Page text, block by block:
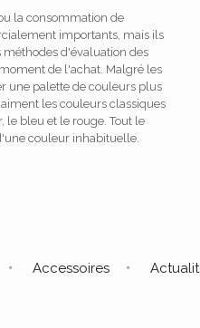
la consommation de
importants, mais ils
méthodes d'évaluation des
de l'achat. Malgré les
une palette de couleurs plus
les couleurs classiques
bleu et le rouge. Tout le
couleur inhabituelle.
Accessoires